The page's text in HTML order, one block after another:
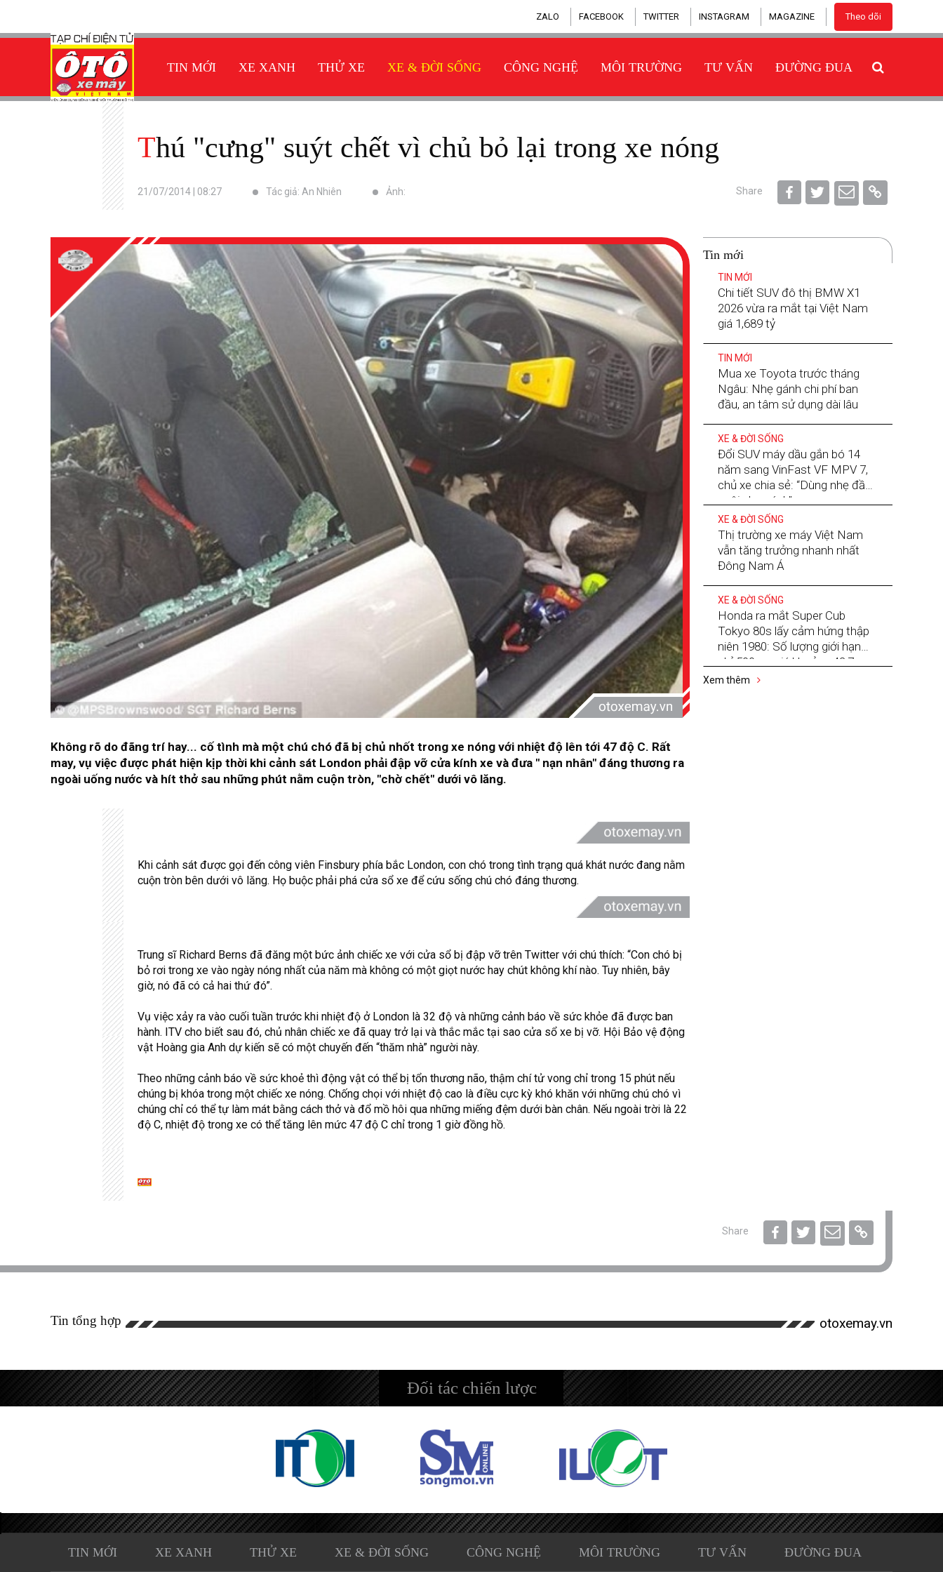
ZALO FACEBOOK TWITTER INSTAGRAM MAGAZINE Theo dõi
TIN MỚI XE XANH THỬ XE XE & ĐỜI SỐNG CÔNG NGHỆ MÔI TRƯỜNG TƯ VẤN ĐƯỜNG ĐUA
Thú "cưng" suýt chết vì chủ bỏ lại trong xe nóng
21/07/2014 | 08:27 Tác giả: An Nhiên Ảnh: Share
Không rõ do đãng trí hay... cố tình mà một chú chó đã bị chủ nhốt trong xe nóng với nhiệt độ lên tới 47 độ C. Rất
may, vụ việc được phát hiện kịp thời khi cảnh sát London phải đập vỡ cửa kính xe và đưa " nạn nhân" đáng thương ra
ngoài uống nước và hít thở sau những phút nằm cuộn tròn, "chờ chết" dưới vô lăng.
Khi cảnh sát được gọi đến công viên Finsbury phía bắc London, con chó trong tình trạng quá khát nước đang nằm
cuộn tròn bên dưới vô lăng. Họ buộc phải phá cửa sổ xe để cứu sống chú chó đáng thương.
Trung sĩ Richard Berns đã đăng một bức ảnh chiếc xe với cửa sổ bị đập vỡ trên Twitter với chú thích: “Con chó bị
bỏ rơi trong xe vào ngày nóng nhất của năm mà không có một giọt nước hay chút không khí nào. Tuy nhiên, bây
giờ, nó đã có cả hai thứ đó”.
Vụ việc xảy ra vào cuối tuần trước khi nhiệt độ ở London là 32 độ và những cảnh báo về sức khỏe đã được ban
hành. ITV cho biết sau đó, chủ nhân chiếc xe đã quay trở lại và thắc mắc tại sao cửa sổ xe bị vỡ. Hội Bảo vệ động
vật Hoàng gia Anh dự kiến sẽ có một chuyến đến “thăm nhà” người này.
Theo những cảnh báo về sức khoẻ thì động vật có thể bị tổn thương não, thậm chí tử vong chỉ trong 15 phút nếu
chúng bị khóa trong một chiếc xe nóng. Chống chọi với nhiệt độ cao là điều cực kỳ khó khăn với những chú chó vì
chúng chỉ có thể tự làm mát bằng cách thở và đổ mồ hôi qua những miếng đệm dưới bàn chân. Nếu ngoài trời là 22
độ C, nhiệt độ trong xe có thể tăng lên mức 47 độ C chỉ trong 1 giờ đồng hồ.
Tin mới
TIN MỚI
Chi tiết SUV đô thị BMW X1
2026 vừa ra mắt tại Việt Nam
giá 1,689 tỷ
TIN MỚI
Mua xe Toyota trước tháng
Ngâu: Nhẹ gánh chi phí ban
đầu, an tâm sử dụng dài lâu
XE & ĐỜI SỐNG
Đổi SUV máy dầu gắn bó 14
năm sang VinFast VF MPV 7,
chủ xe chia sẻ: “Dùng nhẹ đầu,
nuôi nhẹ gánh”
XE & ĐỜI SỐNG
Thị trường xe máy Việt Nam
vẫn tăng trưởng nhanh nhất
Đông Nam Á
XE & ĐỜI SỐNG
Honda ra mắt Super Cub
Tokyo 80s lấy cảm hứng thập
niên 1980: Số lượng giới hạn
chỉ 500 xe, giá khoảng 42,7
triệu đồng
Xem thêm
Share
Tin tổng hợp otoxemay.vn
Đối tác chiến lược
TIN MỚI XE XANH THỬ XE XE & ĐỜI SỐNG CÔNG NGHỆ MÔI TRƯỜNG TƯ VẤN ĐƯỜNG ĐUA